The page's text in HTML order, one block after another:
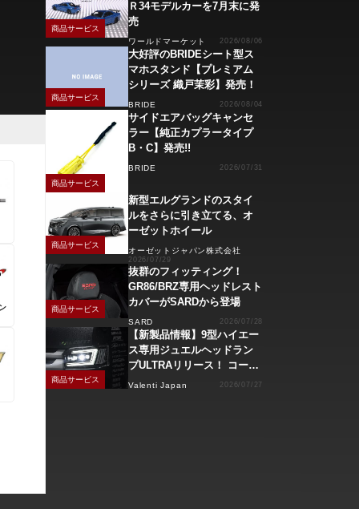
商品サービス
Ｒ34モデルカーを7月末に発
売
ワールドマーケット 2026/08/06
商品サービス
大好評のBRIDEシート型ス
マホスタンド【プレミアム
シリーズ 織戸茉彩】発売！
BRIDE 2026/08/04
商品サービス
サイドエアバッグキャンセ
ラー【純正カプラータイプ
B・C】発売!!
BRIDE 2026/07/31
商品サービス
新型エルグランドのスタイ
ルをさらに引き立てる、オ
ーゼットホイール
オーゼットジャパン株式会社
2026/07/29
商品サービス
抜群のフィッティング！
GR86/BRZ専用ヘッドレスト
カバーがSARDから登場
SARD 2026/07/28
商品サービス
【新製品情報】9型ハイエー
ス専用ジュエルヘッドラン
プULTRAリリース！ コーナ
ーリングランプ、キーレス
Valenti Japan 2026/07/27